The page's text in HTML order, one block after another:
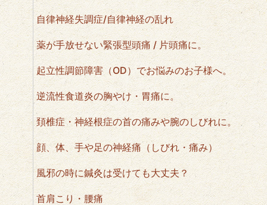
自律神経失調症/自律神経の乱れ
薬が手放せない緊張型頭痛 / 片頭痛に。
起立性調節障害（OD）でお悩みのお子様へ。
逆流性食道炎の胸やけ・胃痛に。
頚椎症・神経根症の首の痛みや腕のしびれに。
顔、体、手や足の神経痛（しびれ・痛み）
風邪の時に鍼灸は受けても大丈夫？
首肩こり・腰痛